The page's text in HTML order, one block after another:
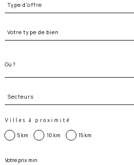
d'offre
Type d'offre
de
bien
Votre type de bien
Secteurs
Villes à proximité
5 km 10 km 15 km
min